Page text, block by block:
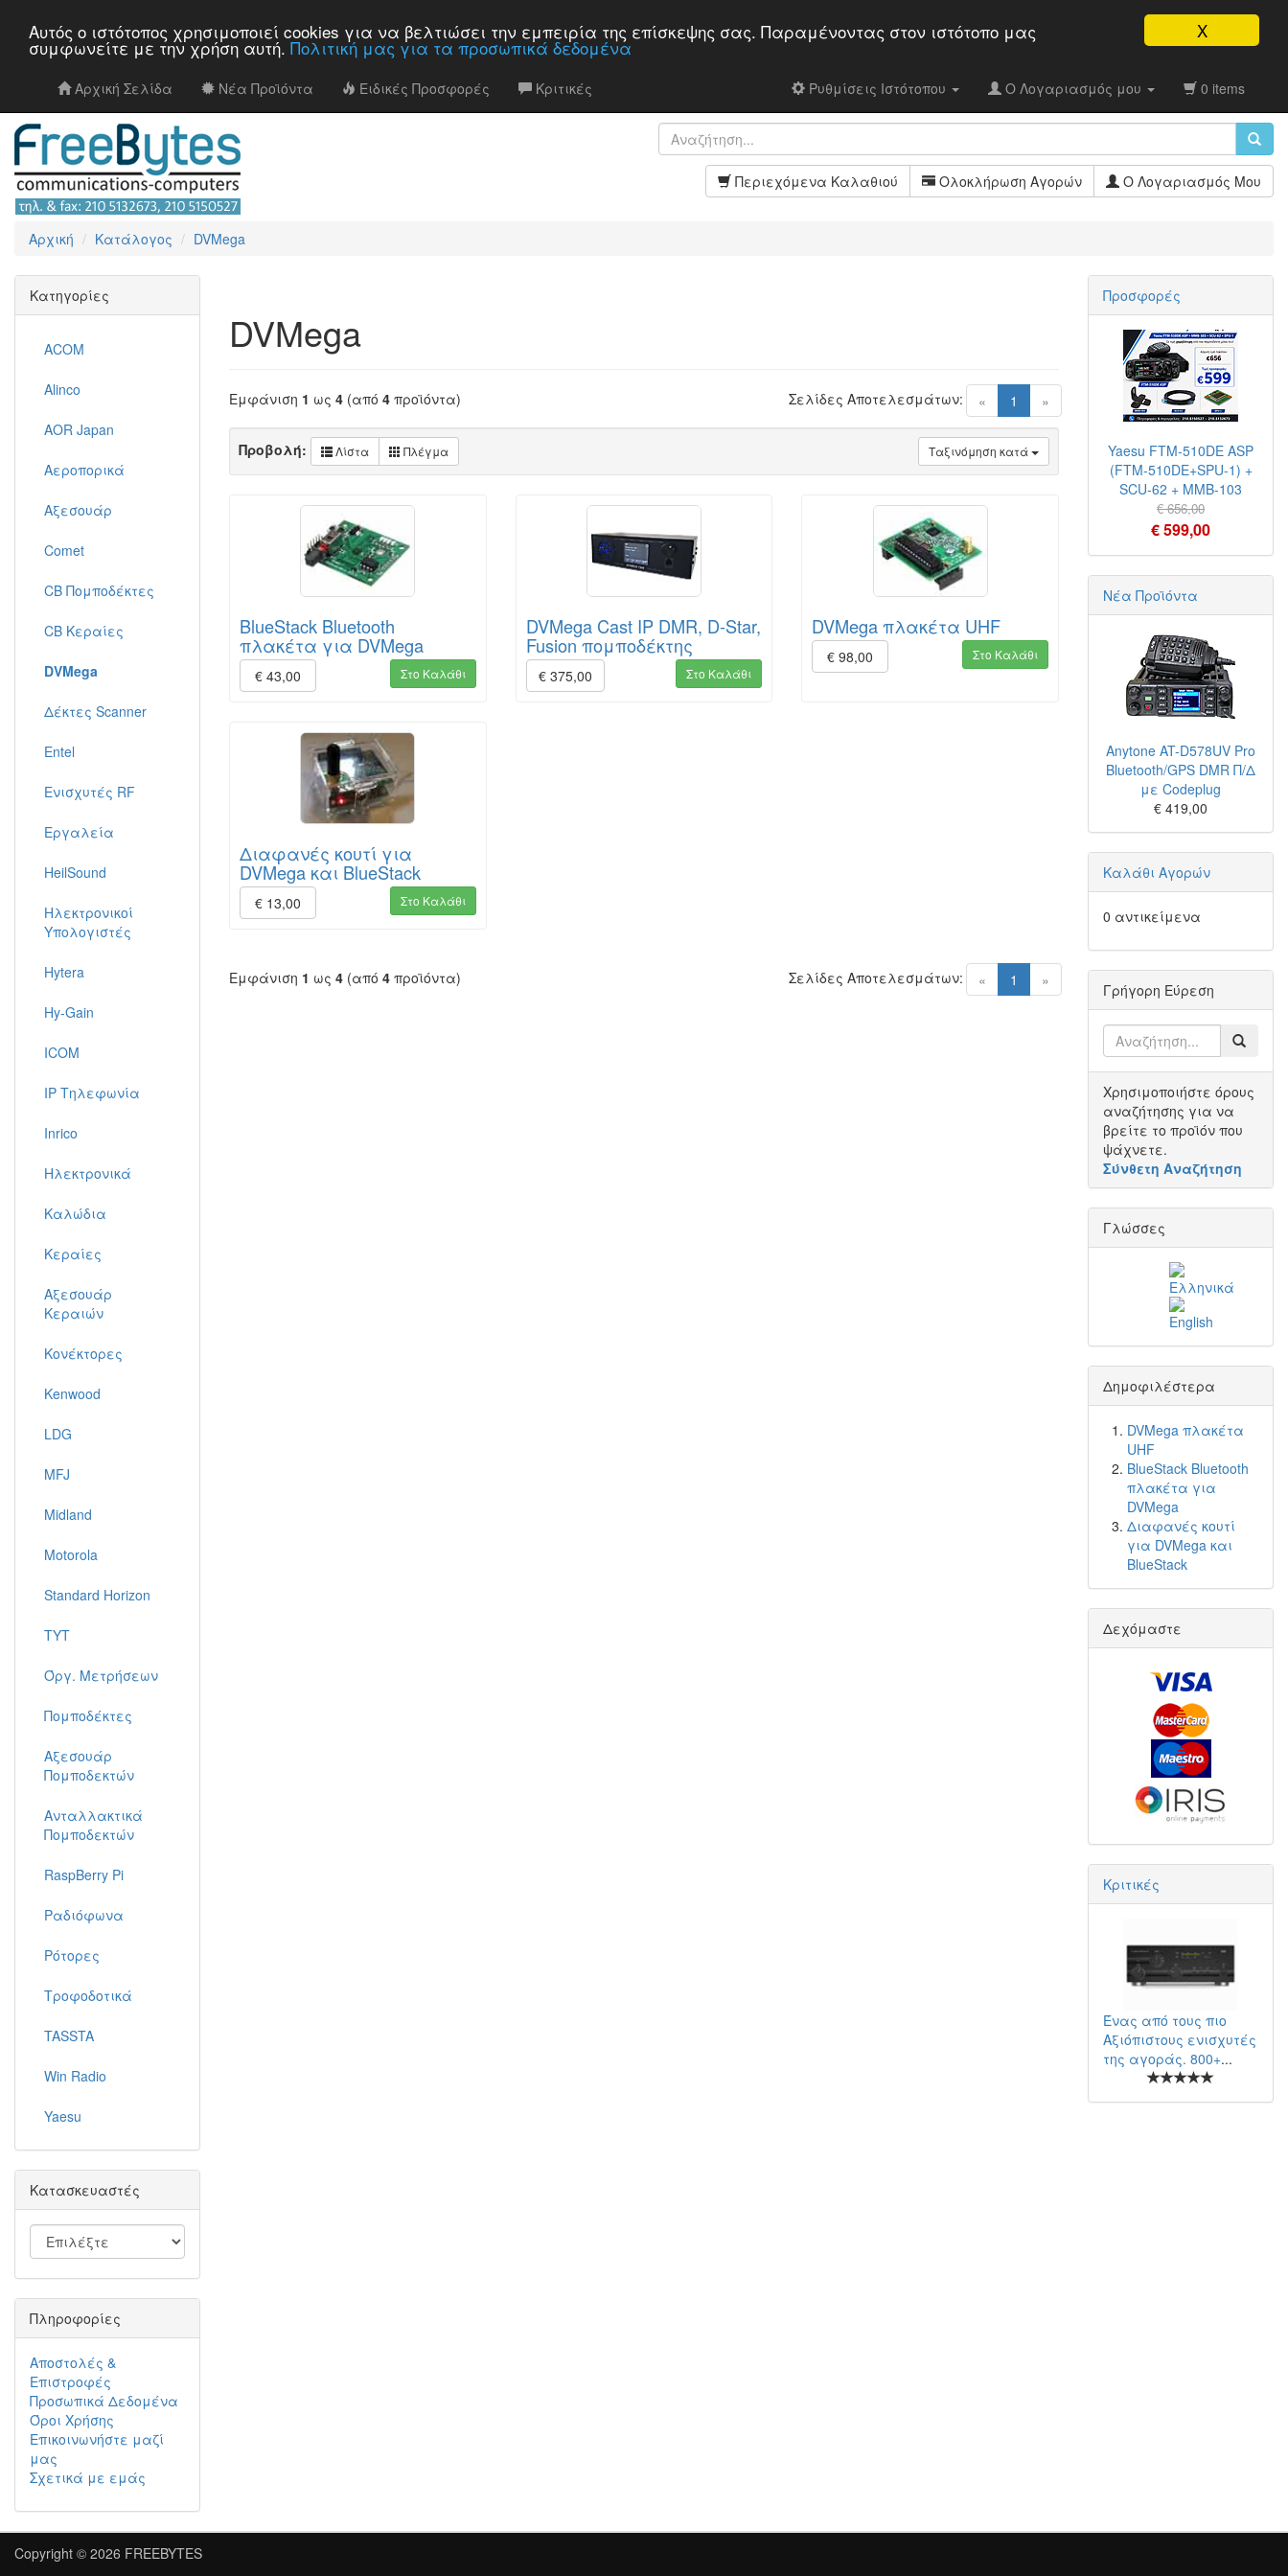
X
Αυτός ο ιστότοπος χρησιμοποιεί cookies για να βελτιώσει την εμπειρία της επίσκεψης σας. Παραμένοντας στον ιστότοπo μας
συμφωνείτε με την χρήση αυτή. Πολιτική μας για τα προσωπικά δεδομένα
Αρχική Σελίδα Νέα Προϊόντα Ειδικές Προσφορές Κριτικές Ρυθμίσεις Ιστότοπου Ο Λογαριασμός μου 0 items
Περιεχόμενα Καλαθιού Ολοκλήρωση Αγορών Ο Λογαριασμός Μου
Αρχική Κατάλογος DVMega
DVMega
Εμφάνιση 1 ως 4 (από 4 προϊόντα) « 1 (current)
»
Σελίδες Αποτελεσμάτων:
Ταξινόμηση κατά
Προβολή: Λίστα Πλέγμα
BlueStack Bluetooth
πλακέτα για DVMega
€ 43,00 Στο Καλάθι
DVMega Cast IP DMR, D-Star,
Fusion πομποδέκτης
€ 375,00 Στο Καλάθι
DVMega πλακέτα UHF
€ 98,00 Στο Καλάθι
Διαφανές κουτί για
DVMega και BlueStack
€ 13,00 Στο Καλάθι
Εμφάνιση 1 ως 4 (από 4 προϊόντα) « 1 (current)
»
Σελίδες Αποτελεσμάτων:
Κατηγορίες
ACOM
Alinco
AOR Japan
Αεροπορικά
Αξεσουάρ
Comet
CB Πομποδέκτες
CB Κεραίες
DVMega
Δέκτες Scanner
Entel
Ενισχυτές RF
Εργαλεία
HeilSound
Ηλεκτρονικοί
Υπολογιστές
Hytera
Hy-Gain
ICOM
IP Τηλεφωνία
Inrico
Ηλεκτρονικά
Καλώδια
Κεραίες
Αξεσουάρ
Κεραιών
Κονέκτορες
Kenwood
LDG
MFJ
Midland
Motorola
Standard Horizon
TYT
Όργ. Μετρήσεων
Πομποδέκτες
Αξεσουάρ
Πομποδεκτών
Ανταλλακτικά
Πομποδεκτών
RaspBerry Pi
Ραδιόφωνα
Ρότορες
Τροφοδοτικά
TASSTA
Win Radio
Yaesu
Κατασκευαστές
Πληροφορίες
Αποστολές &
Επιστροφές
Προσωπικά Δεδομένα
Όροι Χρήσης
Επικοινωνήστε μαζί
μας
Σχετικά με εμάς
Προσφορές
Yaesu FTM-510DE ASP
(FTM-510DE+SPU-1) +
SCU-62 + MMB-103
€ 656,00
€ 599,00
Νέα Προϊόντα
Anytone AT-D578UV Pro
Bluetooth/GPS DMR Π/Δ
με Codeplug
€ 419,00
Καλάθι Αγορών
0 αντικείμενα
Γρήγορη Εύρεση
Χρησιμοποιήστε όρους
αναζήτησης για να
βρείτε το προϊόν που
ψάχνετε.
Σύνθετη Αναζήτηση
Γλώσσες
Δημοφιλέστερα
DVMega πλακέτα
UHF
BlueStack Bluetooth
πλακέτα για
DVMega
Διαφανές κουτί
για DVMega και
BlueStack
Δεχόμαστε
Κριτικές
Ένας από τους πιο
Αξιόπιστους ενισχυτές
της αγοράς. 800+...
Copyright © 2026 FREEBYTES